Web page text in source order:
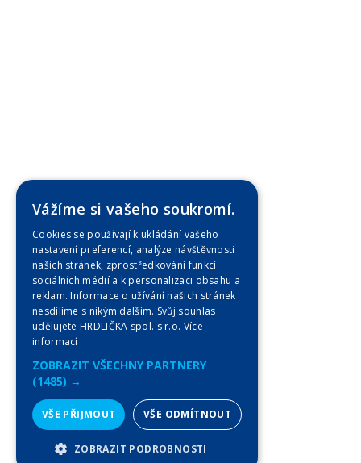
Vážíme si vašeho soukromí.
Cookies se používají k ukládání vašeho
nastavení preferencí, analýze návštěvnosti
našich stránek, zprostředkování funkcí
sociálních médií a k personalizaci obsahu a
reklam. Informace o užívání našich stránek
nesdílíme s nikým dalším. Svůj souhlas
udělujete HRDLIČKA spol. s r.o. Více
informací
ZOBRAZIT VŠECHNY PARTNERY
(1485) →
VŠE PŘIJMOUT VŠE ODMÍTNOUT
ZOBRAZIT PODROBNOSTI